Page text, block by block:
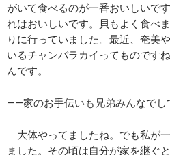
がいて食べるのが一番おいしいで
れはおいしいです。貝もよく食べ
りに行っていました。最近、奄美
いるチャンバラカイってものです
んです。
――家のお手伝いも兄弟みんなでし
大体やってましたね。でも私が
ました。その頃は自分が家を継ぐ